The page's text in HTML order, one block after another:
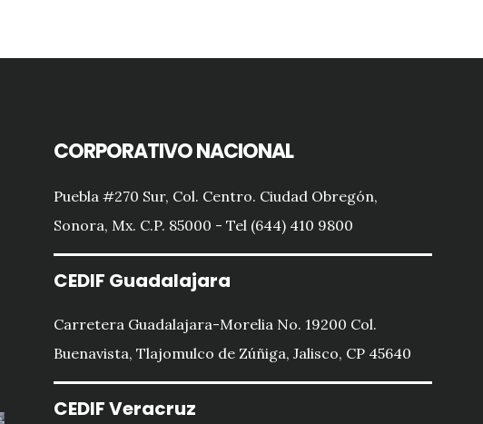
CORPORATIVO NACIONAL
Puebla #270 Sur, Col. Centro. Ciudad Obregón,
Sonora, Mx. C.P. 85000 - Tel (644) 410 9800
CEDIF Guadalajara
Carretera Guadalajara-Morelia No. 19200 Col.
Buenavista, Tlajomulco de Zúñiga, Jalisco, CP 45640
CEDIF Veracruz